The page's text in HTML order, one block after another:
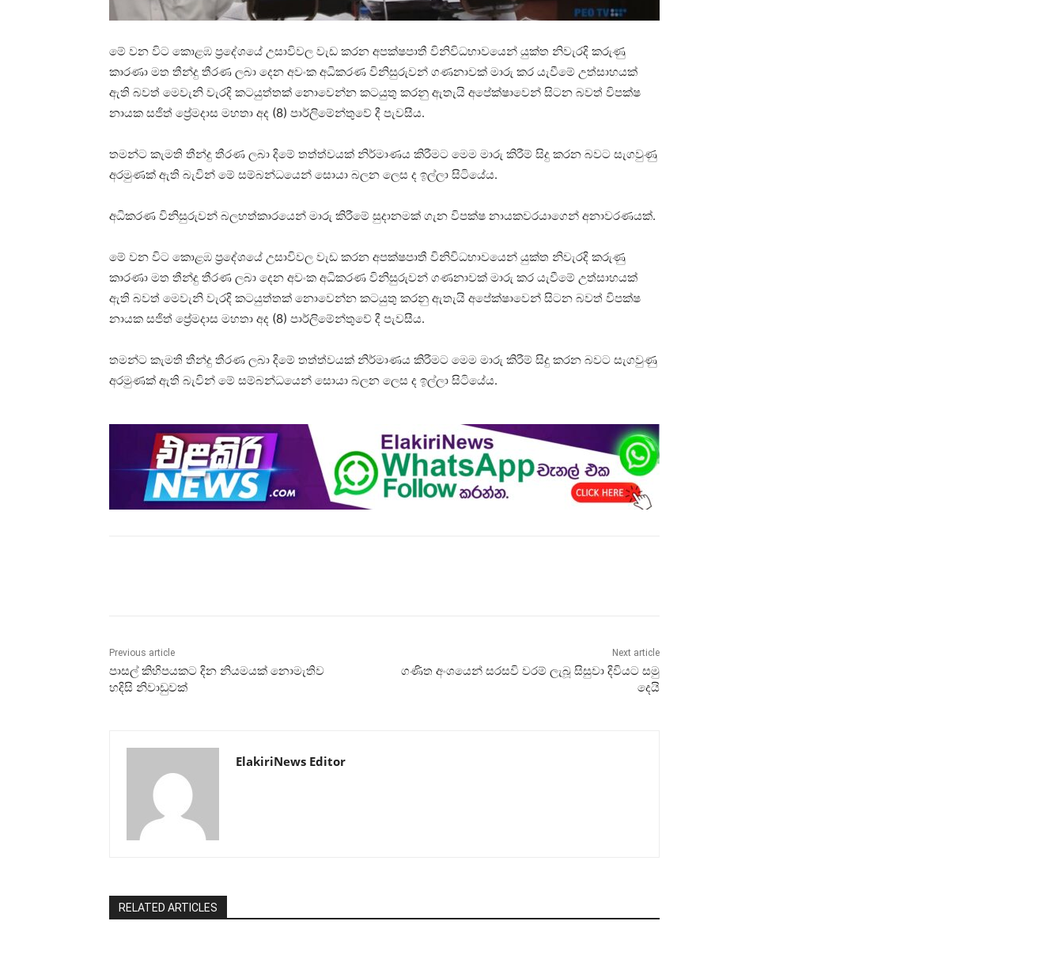
මේ වන විට කොළඹ ප්‍රදේශයේ උසාවිවල වැඩ කරන අපක්ෂපාතී විනිවිධභාවයෙන් යුක්ත නිවැරදි කරුණු
කාරණා මත තීන්දු තීරණ ලබා දෙන අවංක අධිකරණ විනිසුරුවන් ගණනාවක් මාරු කර යැවීමේ උත්සාහයක්
ඇති බවත් මෙවැනි වැරදි කටයුත්තක් නොවෙන්න කටයුතු කරනු ඇතැයි අපේක්ෂාවෙන් සිටන බවත් විපක්ෂ
නායක සජිත් ප්‍රේමදාස මහතා අද (8) පාර්ලිමේන්තුවේ දී පැවසීය.
තමන්ට කැමති තීන්දු තීරණ ලබා දිමේ තත්ත්වයක් නිර්මාණය කිරීමට මෙම මාරු කිරීම් සිදු කරන බවට සැගවුණු
අරමුණක් ඇති බැවින් මේ සම්බන්ධයෙන් සොයා බලන ලෙස ද ඉල්ලා සිටියේය.
අධිකරණ විනිසුරුවන් බලහත්කාරයෙන් මාරු කිරීමේ සුදානමක් ගැන විපක්ෂ නායකවරයාගෙන් අනාවරණයක්.
මේ වන විට කොළඹ ප්‍රදේශයේ උසාවිවල වැඩ කරන අපක්ෂපාතී විනිවිධභාවයෙන් යුක්ත නිවැරදි කරුණු
කාරණා මත තීන්දු තීරණ ලබා දෙන අවංක අධිකරණ විනිසුරුවන් ගණනාවක් මාරු කර යැවීමේ උත්සාහයක්
ඇති බවත් මෙවැනි වැරදි කටයුත්තක් නොවෙන්න කටයුතු කරනු ඇතැයි අපේක්ෂාවෙන් සිටන බවත් විපක්ෂ
නායක සජිත් ප්‍රේමදාස මහතා අද (8) පාර්ලිමේන්තුවේ දී පැවසීය.
තමන්ට කැමති තීන්දු තීරණ ලබා දිමේ තත්ත්වයක් නිර්මාණය කිරීමට මෙම මාරු කිරීම් සිදු කරන බවට සැගවුණු
අරමුණක් ඇති බැවින් මේ සම්බන්ධයෙන් සොයා බලන ලෙස ද ඉල්ලා සිටියේය.
Previous article
පාසල් කිහිපයකට දින නියමයක් නොමැතිව
හදිසි නිවාඩුවක්
Next article
ගණිත අංශයෙන් සරසවි වරම් ලැබූ සිසුවා දිවියට සමු
දෙයි
ElakiriNews Editor
RELATED ARTICLES